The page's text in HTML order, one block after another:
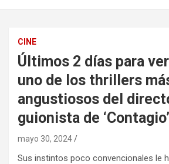
CINE
Últimos 2 días para
uno de los thrillers
angustiosos del
guionista de ‘Contagio’
mayo 30, 2024
Sus instintos poco convencionales le